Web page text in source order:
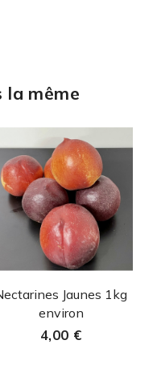
même
 Aperçu rapide
Jaunes 1kg
environ
4,00 €